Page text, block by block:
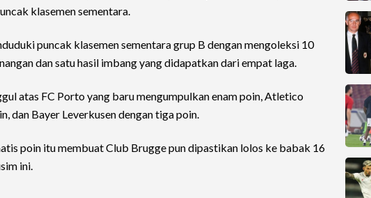
klasemen sementara.
puncak klasemen sementara grup B dengan mengoleksi 10
dan satu hasil imbang yang didapatkan dari empat laga.
atas FC Porto yang baru mengumpulkan enam poin, Atletico
dan Bayer Leverkusen dengan tiga poin.
poin itu membuat Club Brugge pun dipastikan lolos ke babak 16
ini.